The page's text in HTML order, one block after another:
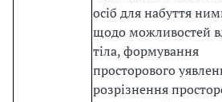
осіб для набуття
щодо можливостей
тіла, формування
просторового
розрізнення